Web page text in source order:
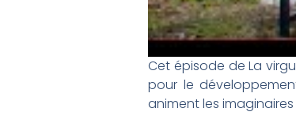
Cet épisode de La
pour le
animent les